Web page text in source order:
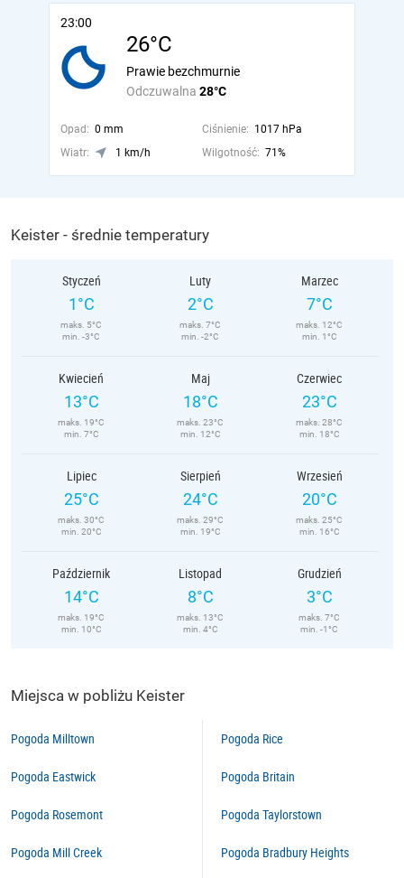
23:00
26°C
Odczuwalna 28°C
Prawie bezchmurnie
Opad: 0 mm Ciśnienie: 1017 hPa
Wiatr:
1 km/h Wilgotność: 71%
Keister - średnie temperatury
Styczeń
1°C
maks. 5°C
min. -3°C
Luty
2°C
maks. 7°C
min. -2°C
Marzec
7°C
maks. 12°C
min. 1°C
Kwiecień
13°C
maks. 19°C
min. 7°C
Maj
18°C
maks. 23°C
min. 12°C
Czerwiec
23°C
maks. 28°C
min. 18°C
Lipiec
25°C
maks. 30°C
min. 20°C
Sierpień
24°C
maks. 29°C
min. 19°C
Wrzesień
20°C
maks. 25°C
min. 16°C
Październik
14°C
maks. 19°C
min. 10°C
Listopad
8°C
maks. 13°C
min. 4°C
Grudzień
3°C
maks. 7°C
min. -1°C
Miejsca w pobliżu Keister
Pogoda Milltown
Pogoda Eastwick
Pogoda Rosemont
Pogoda Mill Creek
Pogoda Rice
Pogoda Britain
Pogoda Taylorstown
Pogoda Bradbury Heights